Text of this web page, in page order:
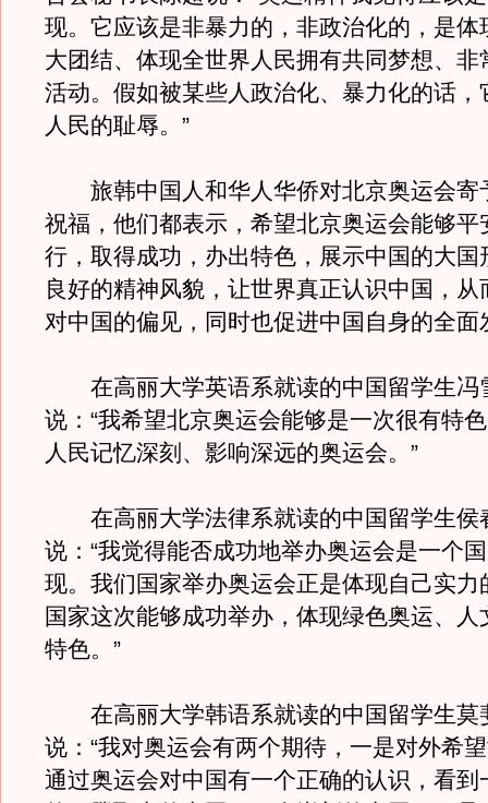
现。它应该是非暴力的，非政治化的，是体
大团结、体现全世界人民拥有共同梦想、非
活动。假如被某些人政治化、暴力化的话，
人民的耻辱。”
旅韩中国人和华人华侨对北京奥运会寄
祝福，他们都表示，希望北京奥运会能够平
行，取得成功，办出特色，展示中国的大国
良好的精神风貌，让世界真正认识中国，从
对中国的偏见，同时也促进中国自身的全面
在高丽大学英语系就读的中国留学生冯
说：“我希望北京奥运会能够是一次很有特
人民记忆深刻、影响深远的奥运会。”
在高丽大学法律系就读的中国留学生侯
说：“我觉得能否成功地举办奥运会是一个
现。我们国家举办奥运会正是体现自己实力
国家这次能够成功举办，体现绿色奥运、人
特色。”
在高丽大学韩语系就读的中国留学生莫
说：“我对奥运会有两个期待，一是对外希
通过奥运会对中国有一个正确的认识，看到